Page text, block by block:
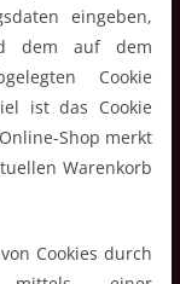
eingeben,
dem auf dem
Cookie
ist das Cookie
Shop merkt
Warenkorb
Cookies durch